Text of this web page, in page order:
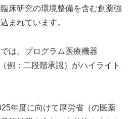
床研究の環境整備を含む創薬強
まれています。
は、プログラム医療機器
例：二段階承認）がハイライト
年度に向けて厚労省（の医薬